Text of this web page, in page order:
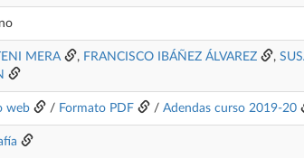
MERA , FRANCISCO IBÁÑEZ ÁLVAREZ ,
web / Formato PDF / Adendas curso 2019-20